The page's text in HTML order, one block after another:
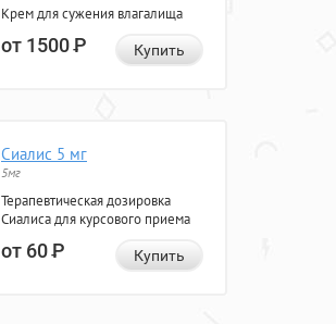
Крем для сужения влагалища
от 1500Р Купить
Сиалис 5 мг
5мг
Терапевтическая дозировка
Сиалиса для курсового приема
от 60Р Купить